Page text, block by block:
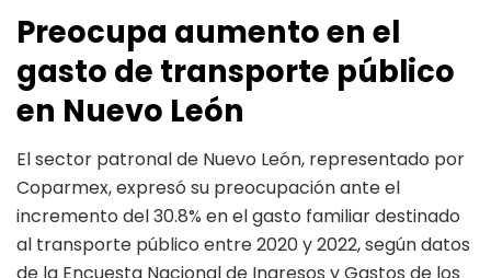
Preocupa aumento en el
gasto de transporte público
en Nuevo León
El sector patronal de Nuevo León, representado por
Coparmex, expresó su preocupación ante el
incremento del 30.8% en el gasto familiar destinado
al transporte público entre 2020 y 2022, según datos